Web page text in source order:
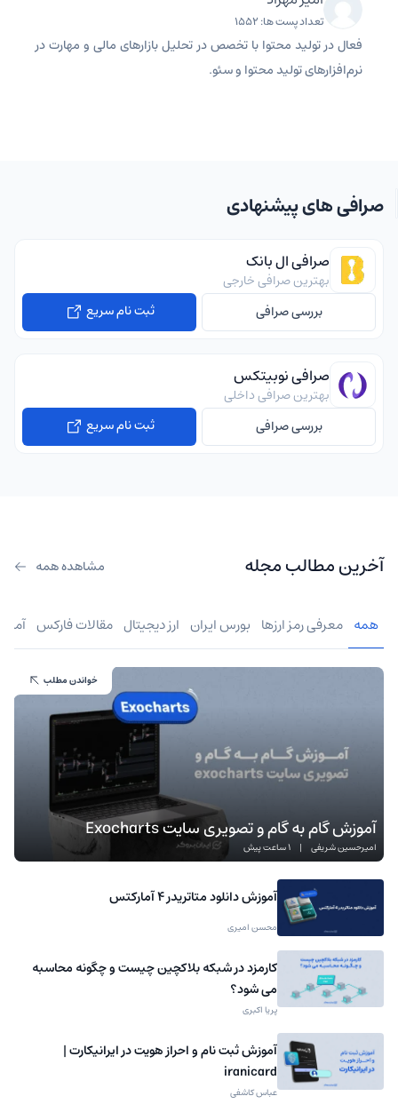
تعداد پست ها: 1552
فعال در تولید محتوا با تخصص در تحلیل بازارهای مالی و مهارت در
نرم‌افزارهای تولید محتوا و سئو.
صرافی های پیشنهادی
صرافی ال بانک
بهترین صرافی خارجی
بررسی صرافی
ثبت نام سریع
صرافی نوبیتکس
بهترین صرافی داخلی
بررسی صرافی
ثبت نام سریع
آخرین مطالب مجله مشاهده همه
همه معرفی رمز ارزها بورس ایران ارز دیجیتال مقالات فارکس
آموزش گام به گام و تصویری سایت Exocharts
امیرحسین شریفی | 1 ساعت پیش
خواندن مطلب
آموزش دانلود متاتریدر 4 آمارکتس
محسن امیری
کارمزد در شبکه بلاکچین چیست و چگونه محاسبه
می شود؟
پریا اکبری
آموزش ثبت نام و احراز هویت در ایرانیکارت |
iranicard
عباس کاشفی